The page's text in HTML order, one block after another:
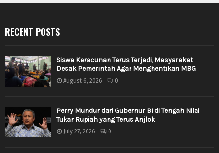
RECENT POSTS
Siswa Keracunan Terus Terjadi, Masyarakat
Desak Pemerintah Agar Menghentikan MBG
August 6, 2026 0
Perry Mundur dari Gubernur BI di Tengah Nilai
Tukar Rupiah yang Terus Anjlok
July 27, 2026 0